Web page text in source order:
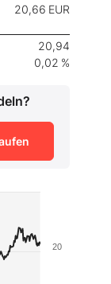
20,66 EUR
20,94
0,02 %
20